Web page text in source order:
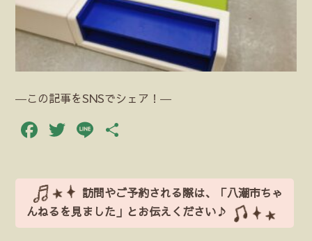
―この記事をSNSでシェア！―
Facebook
Twitter
Line
訪問やご予約される際は、「八潮市ちゃ
んねるを見ました」とお伝えください♪